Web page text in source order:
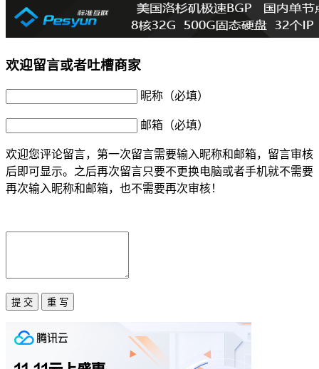
欢迎留言或者吐槽商家
昵称（必填）
邮箱（必填）
欢迎您评论留言，第一次留言需要输入昵称和邮箱，留言审核
后即可显示。之后再次留言只要不更换电脑或者手机就不需要
再次输入昵称和邮箱，也不需要再次审核！